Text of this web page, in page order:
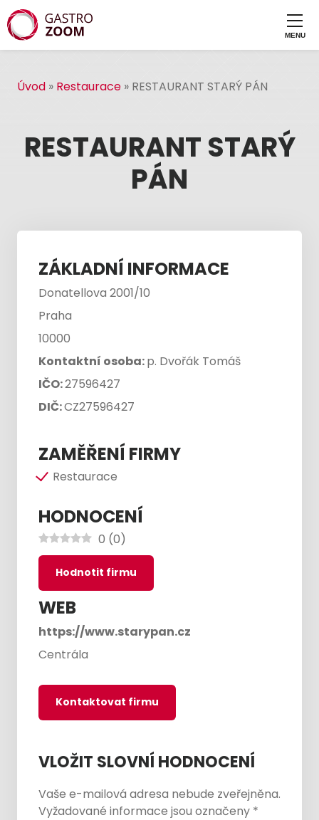
Úvod » Restaurace » RESTAURANT STARÝ PÁN
RESTAURANT STARÝ
PÁN
ZÁKLADNÍ INFORMACE
Donatellova 2001/10
Praha
10000
Kontaktní osoba:p. Dvořák Tomáš
IČO:27596427
DIČ:CZ27596427
ZAMĚŘENÍ FIRMY
Restaurace
HODNOCENÍ
0 (0)
Hodnotit firmu
WEB
https://www.starypan.cz
Centrála
Kontaktovat firmu
VLOŽIT SLOVNÍ HODNOCENÍ
Vaše e-mailová adresa nebude zveřejněna.
Vyžadované informace jsou označeny *